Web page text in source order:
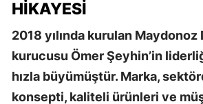
HIKAYESI
2018 yılında kurulan Maydonoz
kurucusu Ömer Şeyhin’in
hızla büyümüştür. Marka,
konsepti, kaliteli ürünleri ve